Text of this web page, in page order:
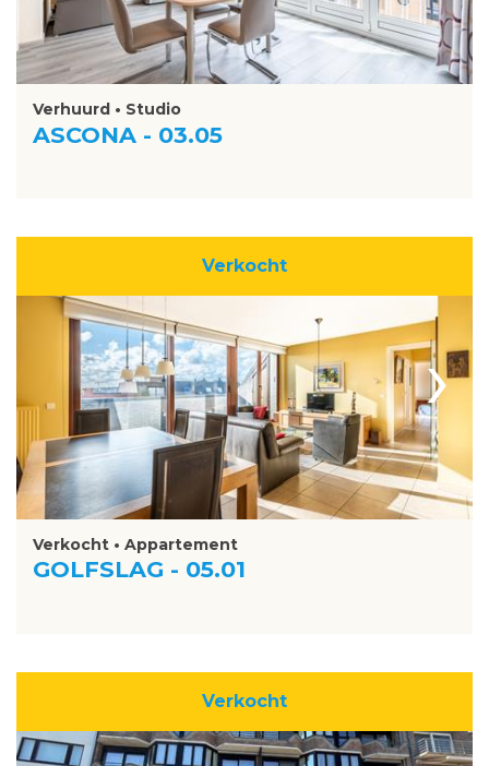
Verhuurd • Studio
ASCONA - 03.05
Verkocht
›
Verkocht • Appartement
GOLFSLAG - 05.01
Verkocht